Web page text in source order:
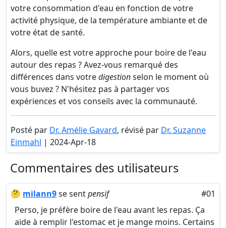
votre consommation d'eau en fonction de votre
activité physique, de la température ambiante et de
votre état de santé.
Alors, quelle est votre approche pour boire de l'eau
autour des repas ? Avez-vous remarqué des
différences dans votredigestionselon le moment où
vous buvez ? N'hésitez pas à partager vos
expériences et vos conseils avec la communauté.
Posté par Dr. Amélie Gavard, révisé par Dr. Suzanne
Einmahl | 2024-Apr-18
Commentaires des utilisateurs
🤔 milann9se sentpensif
#01
Perso, je préfère boire de l'eau avant les repas. Ça
aide à remplir l'estomac et je mange moins. Certains